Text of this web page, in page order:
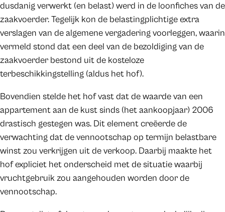
dusdanig verwerkt (en belast) werd in de loonfiches van de
zaakvoerder. Tegelijk kon de belastingplichtige extra
verslagen van de algemene vergadering voorleggen, waarin
vermeld stond dat een deel van de bezoldiging van de
zaakvoerder bestond uit de kosteloze
terbeschikkingstelling (aldus het hof).
Bovendien stelde het hof vast dat de waarde van een
appartement aan de kust sinds (het aankoopjaar) 2006
drastisch gestegen was. Dit element creëerde de
verwachting dat de vennootschap op termijn belastbare
winst zou verkrijgen uit de verkoop. Daarbij maakte het
hof expliciet het onderscheid met de situatie waarbij
vruchtgebruik zou aangehouden worden door de
vennootschap.